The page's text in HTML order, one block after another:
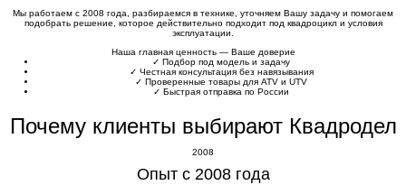
Мы работаем с 2008 года, разбираемся в технике, уточняем Вашу задачу и помогаем
подобрать решение, которое действительно подходит под квадроцикл и условия
эксплуатации.
Наша главная ценность — Ваше доверие
✓ Подбор под модель и задачу
✓ Честная консультация без навязывания
✓ Проверенные товары для ATV и UTV
✓ Быстрая отправка по России
Почему клиенты выбирают Квадродел
2008
Опыт с 2008 года